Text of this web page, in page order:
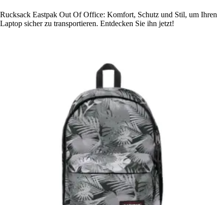
Rucksack Eastpak Out Of Office: Komfort, Schutz und Stil, um Ihren
Laptop sicher zu transportieren. Entdecken Sie ihn jetzt!